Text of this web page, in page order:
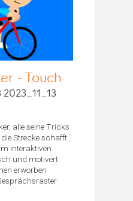
- Touch
alle seine Tricks
Strecke schafft..
interaktiven
und motivert
erworben